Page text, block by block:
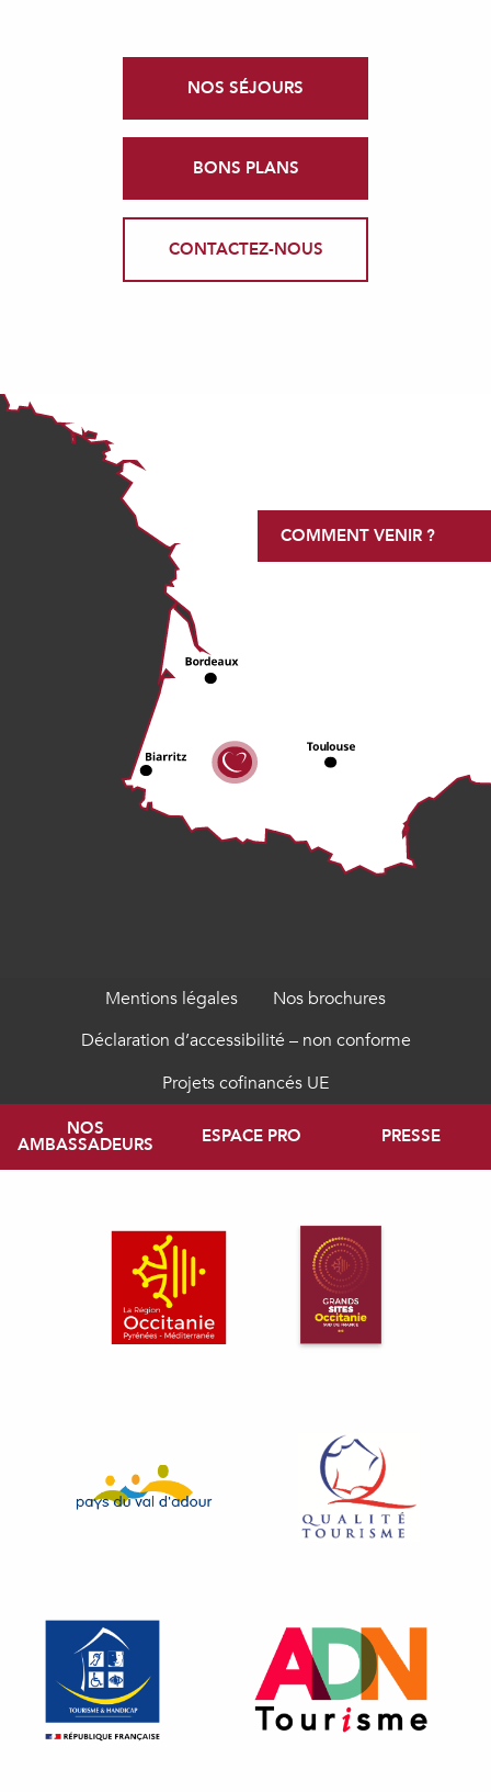
NOS SÉJOURS
BONS PLANS
CONTACTEZ-NOUS
COMMENT VENIR ?
Mentions légales
Nos brochures
Déclaration d’accessibilité – non conforme
Projets cofinancés UE
NOS
AMBASSADEURS ESPACE PRO PRESSE